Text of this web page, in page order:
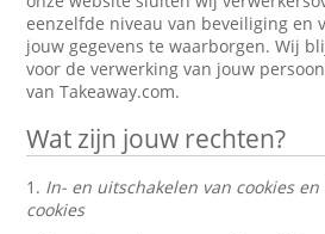
eenzelfde niveau van beveiliging en
jouw gegevens te waarborgen. Wij
voor de verwerking van jouw
van Takeaway.com.
Wat zijn jouw rechten?
1. In- en uitschakelen van cookies
cookies